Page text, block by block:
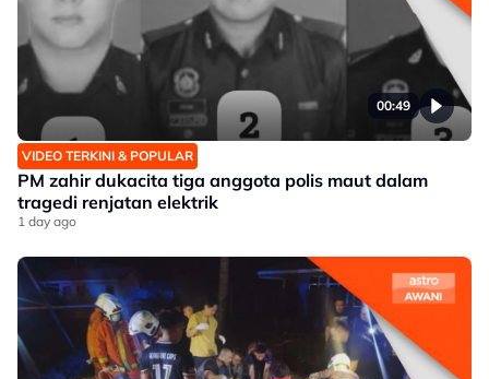
00:49
VIDEO TERKINI & POPULAR
PM zahir dukacita tiga anggota polis maut dalam
tragedi renjatan elektrik
1 day ago